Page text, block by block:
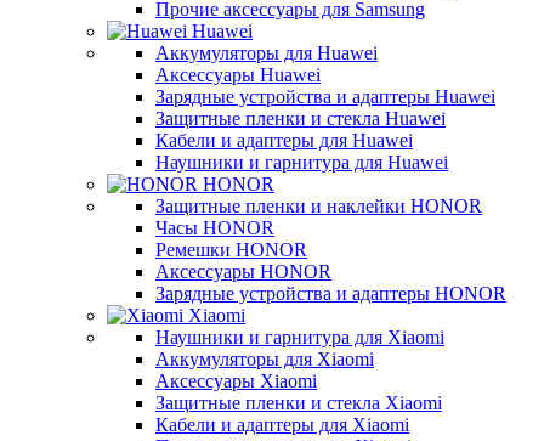
Прочие аксессуары для Samsung
Huawei
Аккумуляторы для Huawei
Аксессуары Huawei
Зарядные устройства и адаптеры Huawei
Защитные пленки и стекла Huawei
Кабели и адаптеры для Huawei
Наушники и гарнитура для Huawei
HONOR
Защитные пленки и наклейки HONOR
Часы HONOR
Ремешки HONOR
Аксессуары HONOR
Зарядные устройства и адаптеры HONOR
Xiaomi
Наушники и гарнитура для Xiaomi
Аккумуляторы для Xiaomi
Аксессуары Xiaomi
Защитные пленки и стекла Xiaomi
Кабели и адаптеры для Xiaomi